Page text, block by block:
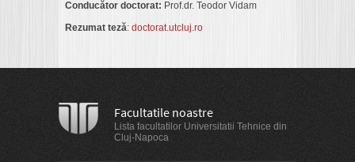
Conducător doctorat: Prof.dr. Teodor Vidam
Rezumat teză: doctorat.utcluj.ro
Facultatile noastre
Lista facultatilor Universitatii Tehnice din
Cluj-Napoca